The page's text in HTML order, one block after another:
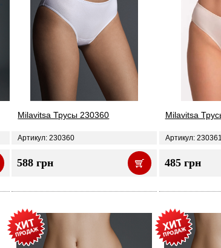
Milavitsa Трусы 230360
Артикул: 230360
588 грн
Milavitsa
Артикул: 230361
485 грн